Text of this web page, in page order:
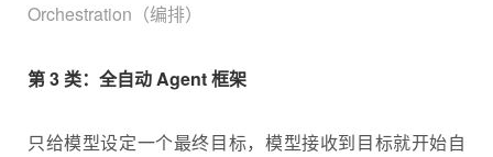
Orchestration（编排）
第 3 类：全自动 Agent 框架
只给模型设定一个最终目标，模型接收到目标就开始自